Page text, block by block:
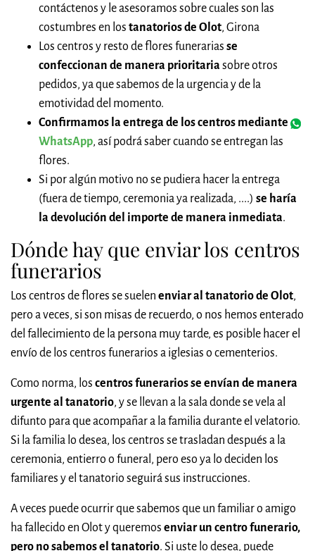
contáctenos y le asesoramos sobre cuales son las
costumbres en los tanatorios de Olot, Girona
Los centros y resto de flores funerarias se
confeccionan de manera prioritariasobre otros
pedidos, ya que sabemos de la urgencia y de la
emotividad del momento.
Confirmamos la entrega de los centros mediante
WhatsApp, así podrá saber cuando se entregan las
flores.
Si por algún motivo no se pudiera hacer la entrega
(fuera de tiempo, ceremonia ya realizada, ....) se haría
la devolución del importe de manera inmediata.
Dónde hay que enviar los centros
funerarios
Los centros de flores se suelen enviar al tanatorio de Olot,
pero a veces, si son misas de recuerdo, o nos hemos enterado
del fallecimiento de la persona muy tarde, es posible hacer el
envío de los centros funerarios a iglesias o cementerios.
Como norma, los centros funerarios se envían de manera
urgente al tanatorio, y se llevan a la sala donde se vela al
difunto para que acompañar a la familia durante el velatorio.
Si la familia lo desea, los centros se trasladan después a la
ceremonia, entierro o funeral, pero eso ya lo deciden los
familiares y el tanatorio seguirá sus instrucciones.
A veces puede ocurrir que sabemos que un familiar o amigo
ha fallecido en Olot y queremos enviar un centro funerario,
pero no sabemos el tanatorio. Si uste lo desea, puede